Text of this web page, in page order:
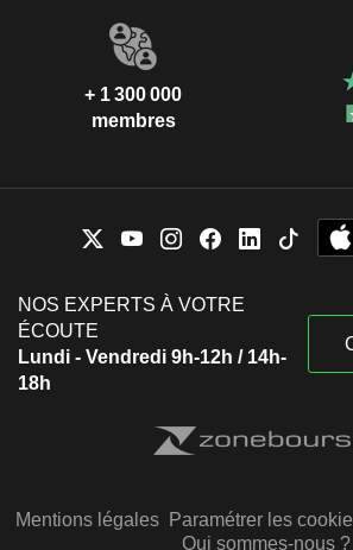
+ 1 300 000
membres
NOS EXPERTS À VOTRE
ÉCOUTE
Lundi - Vendredi 9h-12h / 14h-
18h
Mentions légales Paramétrer les
Qui sommes-nous ?